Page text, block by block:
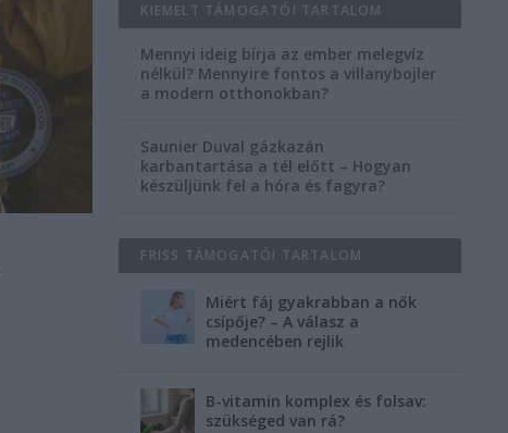
KIEMELT TÁMOGATÓI TARTALOM
Mennyi ideig bírja az ember melegvíz
nélkül? Mennyire fontos a villanybojler
a modern otthonokban?
Saunier Duval gázkazán
karbantartása a tél előtt – Hogyan
készüljünk fel a hóra és fagyra?
FRISS TÁMOGATÓI TARTALOM
Miért fáj gyakrabban a nők
csípője? – A válasz a
medencében rejlik
B-vitamin komplex és folsav:
szükséged van rá?